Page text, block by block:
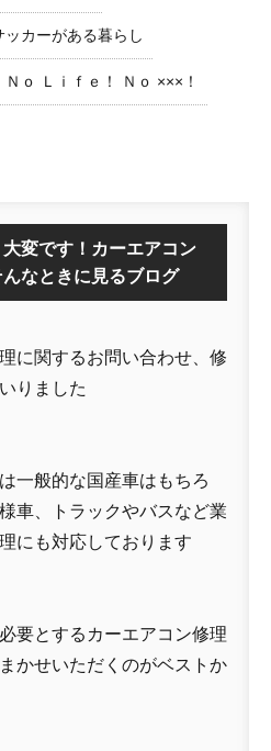
ッカーがある暮らし
Ｎｏ Ｌｉｆｅ！ Ｎｏ ×××！
変です！カーエアコン
なときに見るブログ
に関するお問い合わせ、修
りました
一般的な国産車はもちろ
車、トラックやバスなど業
にも対応しております
要とするカーエアコン修理
かせいただくのがベストか